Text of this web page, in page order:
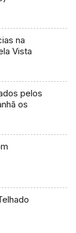
na
Vista
pelos
os